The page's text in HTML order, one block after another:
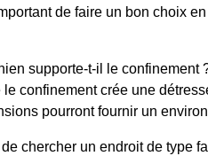
de faire un bon choix
supporte-t-il le confinement
confinement crée une
pourront fournir un
de chercher un endroit de type